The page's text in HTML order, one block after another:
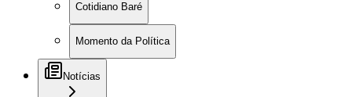
Cotidiano Baré
Momento da Política
Notícias